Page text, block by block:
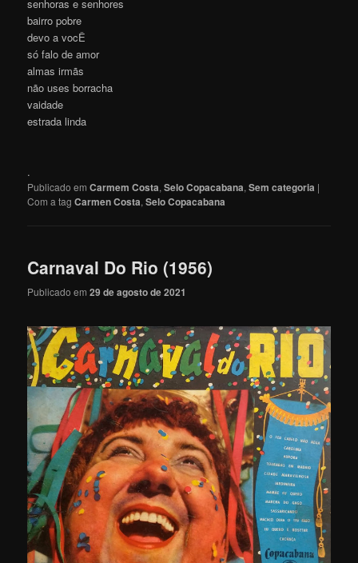
senhoras e senhores
bairro pobre
devo a vocÊ
só falo de amor
almas irmãs
não uses borracha
vaidade
estrada linda
.
Publicado em Carmem Costa,Selo Copacabana,Sem categoria |
Com a tagCarmen Costa,Selo Copacabana
Carnaval Do Rio (1956)
Publicado em29 de agosto de 2021